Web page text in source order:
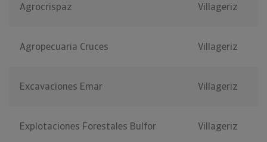
Agrocrispaz Villageriz
Agropecuaria Cruces Villageriz
Excavaciones Emar Villageriz
Explotaciones Forestales Bulfor Villageriz